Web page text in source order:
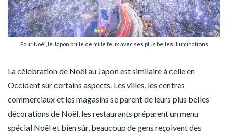
Pour Noël, le Japon brille de mille feux avec ses plus belles illuminations
La célébration de Noël au Japon est similaire à celle en
Occident sur certains aspects. Les villes, les centres
commerciaux et les magasins se parent de leurs plus belles
décorations de Noël, les restaurants préparent unmenu
spécial Noëlet bien sûr, beaucoup de gens reçoivent des